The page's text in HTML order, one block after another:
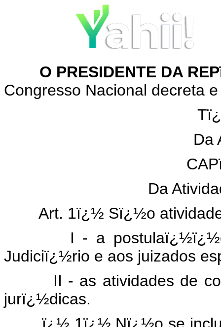
O PRESIDENTE DA
Congresso Nacional decreta
Da
Da
Art. 1ï¿½ Sï¿½o atividades
I - a postulaï¿½ï¿½o a
Judiciï¿½rio e aos juizados
II - as atividades de
jurï¿½dicas.